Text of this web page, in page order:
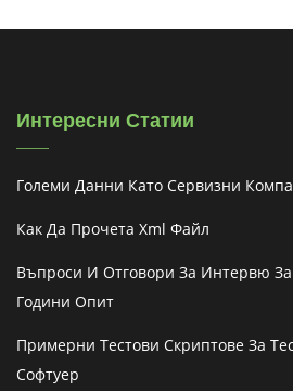
Интересни Статии
Големи Данни Като Сервизни
Как Да Прочета Xml Файл
Въпроси И Отговори За Интервю
Години Опит
Примерни Тестови Скриптове За
Софтуер